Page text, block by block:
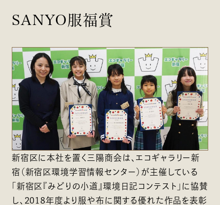
SANYO服福賞
新宿区に本社を置く三陽商会は、エコギャラリー新
宿（新宿区環境学習情報センター）が主催している
「新宿区『みどりの小道』環境日記コンテスト」に協賛
し、2018年度より服や布に関する優れた作品を表彰